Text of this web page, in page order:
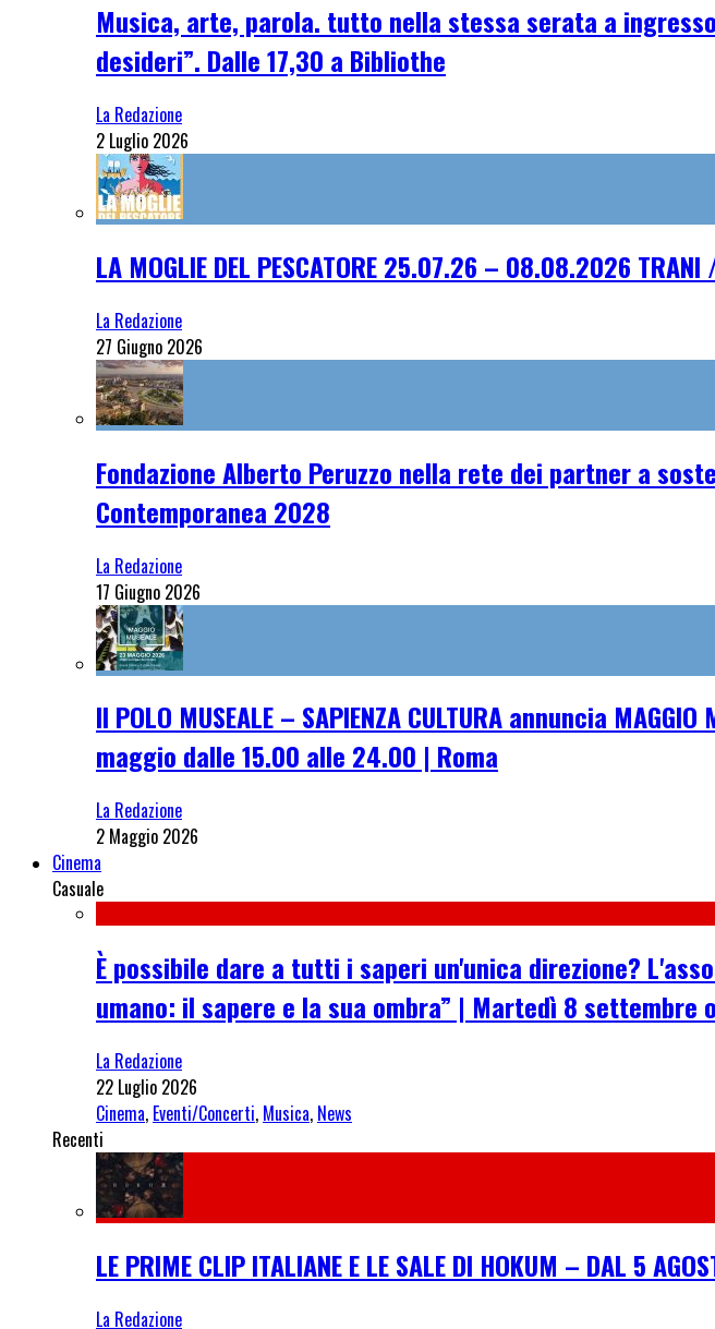
Musica, arte, parola. tutto nella stessa serata a
desideri”. Dalle 17,30 a Bibliothe
La Redazione
2 Luglio 2026
LA MOGLIE DEL PESCATORE 25.07.26 – 08.08.2026 TRANI
La Redazione
27 Giugno 2026
Fondazione Alberto Peruzzo nella rete dei partner a
Contemporanea 2028
La Redazione
17 Giugno 2026
Il POLO MUSEALE – SAPIENZA CULTURA annuncia
maggio dalle 15.00 alle 24.00 | Roma
La Redazione
2 Maggio 2026
Cinema
Casuale
È possibile dare a tutti i saperi un'unica direzione?
umano: il sapere e la sua ombra” | Martedì 8 settembre
La Redazione
22 Luglio 2026
Cinema, Eventi/Concerti, Musica, News
Recenti
LE PRIME CLIP ITALIANE E LE SALE DI HOKUM – DAL 5
La Redazione